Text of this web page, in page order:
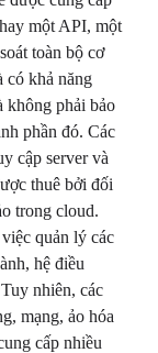
một API, một
toàn bộ cơ
có khả năng
không phải bảo
phần đó. Các
cập server và
thuê bởi đối
trong cloud.
quản lý các
hệ điều
nhiên, các
mạng, ảo hóa
cấp nhiều